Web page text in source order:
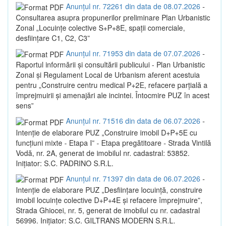
Anunțul nr. 72261 din data de 08.07.2026 -
Consultarea asupra propunerilor preliminare Plan Urbanistic
Zonal „Locuințe colective S+P+8E, spații comerciale,
desființare C1, C2, C3”
Anunțul nr. 71953 din data de 07.07.2026 -
Raportul informării și consultării publicului - Plan Urbanistic
Zonal și Regulament Local de Urbanism aferent acestuia
pentru „Construire centru medical P+2E, refacere parțială a
împrejmuirii și amenajări ale incintei. Întocmire PUZ în acest
sens”
Anunțul nr. 71516 din data de 06.07.2026 -
Intenție de elaborare PUZ „Construire imobil D+P+5E cu
funcțiuni mixte - Etapa I” - Etapa pregătitoare - Strada Vintilă
Vodă, nr. 2A, generat de imobilul nr. cadastral: 53852.
Inițiator: S.C. PADRINO S.R.L.
Anunțul nr. 71397 din data de 06.07.2026 -
Intenție de elaborare PUZ „Desființare locuință, construire
imobil locuințe colective D+P+4E și refacere împrejmuire”,
Strada Ghiocei, nr. 5, generat de imobilul cu nr. cadastral
56996. Inițiator: S.C. GILTRANS MODERN S.R.L.